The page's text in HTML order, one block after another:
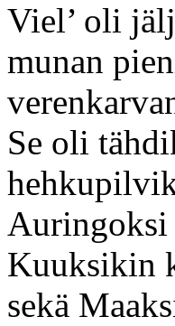
Viel’ oli
munan
Se oli
Auringoksi
Kuuksikin
sekä